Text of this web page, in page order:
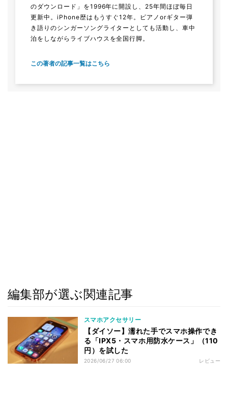
のダウンロード」を1996年に開設し、25年間ほぼ毎日
更新中。iPhone歴はもうすぐ12年。ピアノorギター弾
き語りのシンガーソングライターとしても活動し、車中
泊をしながらライブハウスを全国行脚。
この著者の記事一覧はこちら
編集部が選ぶ関連記事
スマホアクセサリー
【ダイソー】濡れた手でスマホ操作でき
る「IPX5・スマホ用防水ケース」（110
円）を試した
2026/06/27 06:00 レビュー